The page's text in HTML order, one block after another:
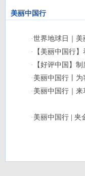
美丽中国行
·世界地球日｜美
·
【美丽中国行
·
【好评中国】
· 美丽中国行丨
· 美丽中国行｜来
· 美丽中国行 | 夹